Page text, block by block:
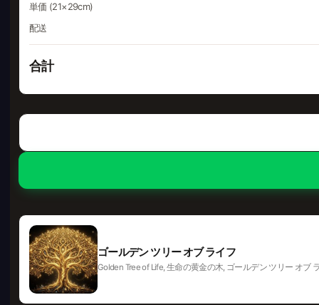
ゴールデン ツリー オブ ライフ
Golden Tree of Life, 生命の黄金の木, ゴールデン ツリー オブ
単価 (21×29cm)
配送
合計